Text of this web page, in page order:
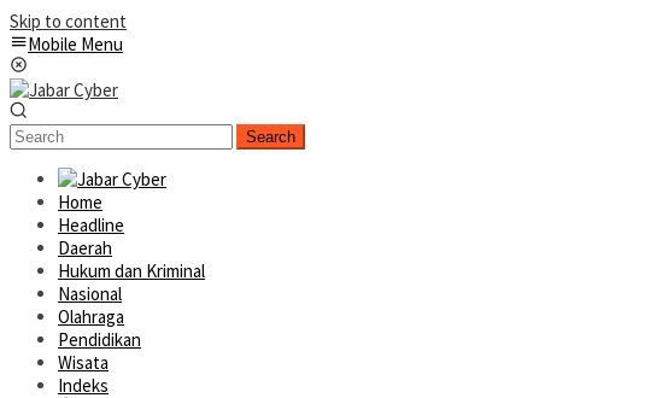
Skip to content
Mobile Menu
Search
Home
Headline
Daerah
Hukum dan Kriminal
Nasional
Olahraga
Pendidikan
Wisata
Indeks